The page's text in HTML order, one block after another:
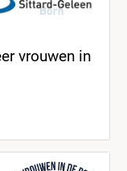
vrouwen in